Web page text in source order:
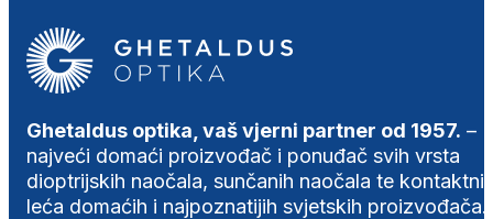
Ghetaldus optika, vaš vjerni partner od 1957. –
najveći domaći proizvođač i ponuđač svih vrsta
dioptrijskih naočala, sunčanih naočala te
leća domaćih i najpoznatijih svjetskih proizvođača.